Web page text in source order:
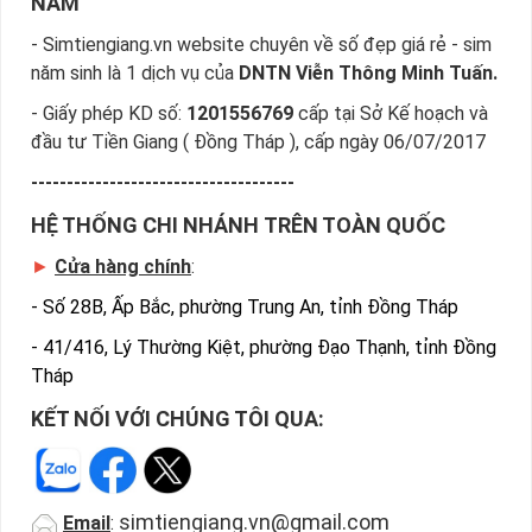
Trên đây là những chia sẻ chi tiết về dòng sim số đẹp giá rẻ
- Simtiengiang.vn website chuyên về số đẹp giá rẻ - sim
năm sinh là 1 dịch vụ của DNTN Viễn Thông Minh Tuấn.
- Giấy phép KD số: 1201556769 cấp tại Sở Kế hoạch và
đầu tư Tiền Giang ( Đồng Tháp ), cấp ngày 06/07/2017
-------------------------------------
HỆ THỐNG CHI NHÁNH TRÊN TOÀN QUỐC
► Cửa hàng chính:
- Số 28B, Ấp Bắc, phường Trung An, tỉnh Đồng Tháp
- 41/416, Lý Thường Kiệt, phường Đạo Thạnh, tỉnh Đồng
Tháp
KẾT NỐI VỚI CHÚNG TÔI QUA:
Email : simtiengiang.vn@gmail.com